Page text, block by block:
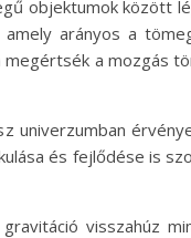
objektumok között
arányos a
a mozgás
és fejlődése is
visszahúz